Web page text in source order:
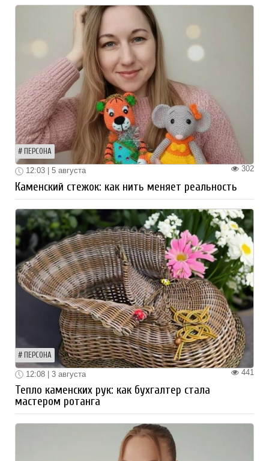
ПЕРСОНА
302
12:03 | 5 августа
Каменский стежок: как нить меняет реальность
ПЕРСОНА
441
12:08 | 3 августа
Тепло каменских рук: как бухгалтер стала
мастером ротанга